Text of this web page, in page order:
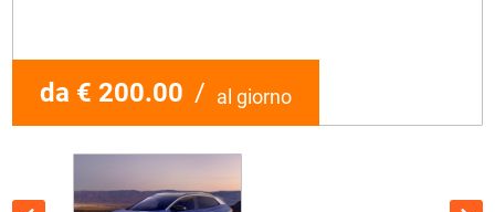
da € 200.00 / al giorno